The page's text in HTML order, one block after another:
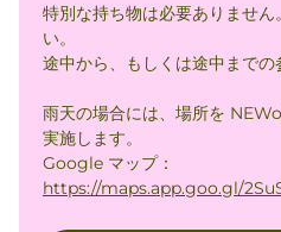
特別な持ち物は必要ありません
い。
途中から、もしくは途中までの
雨天の場合には、場所を
実施します。
Google マップ：
https://maps.app.goo.gl/